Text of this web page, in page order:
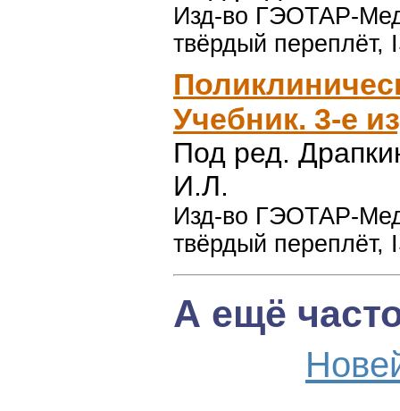
Изд-во ГЭОТАР-
твёрдый переплёт,
Учебник. 3-е
Под ред.
И.Л.
Изд-во ГЭОТАР-
твёрдый переплёт,
А ещё